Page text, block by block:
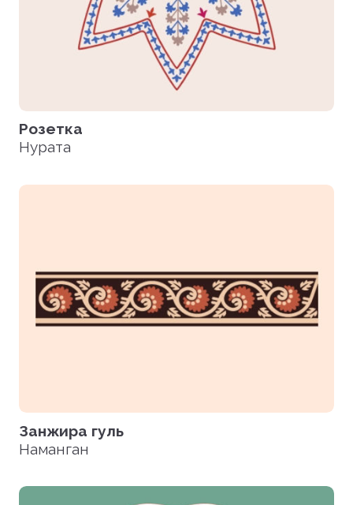
Розетка
Нурата
Занжира гуль
Наманган